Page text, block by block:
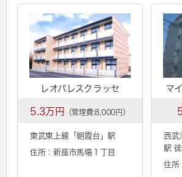
レオパレスクラッセ
5.3万円 （管理費:8,000円）
東武東上線「 朝霞台 」駅
住所：新座市馬場１丁目
マ
西武
駅
住所